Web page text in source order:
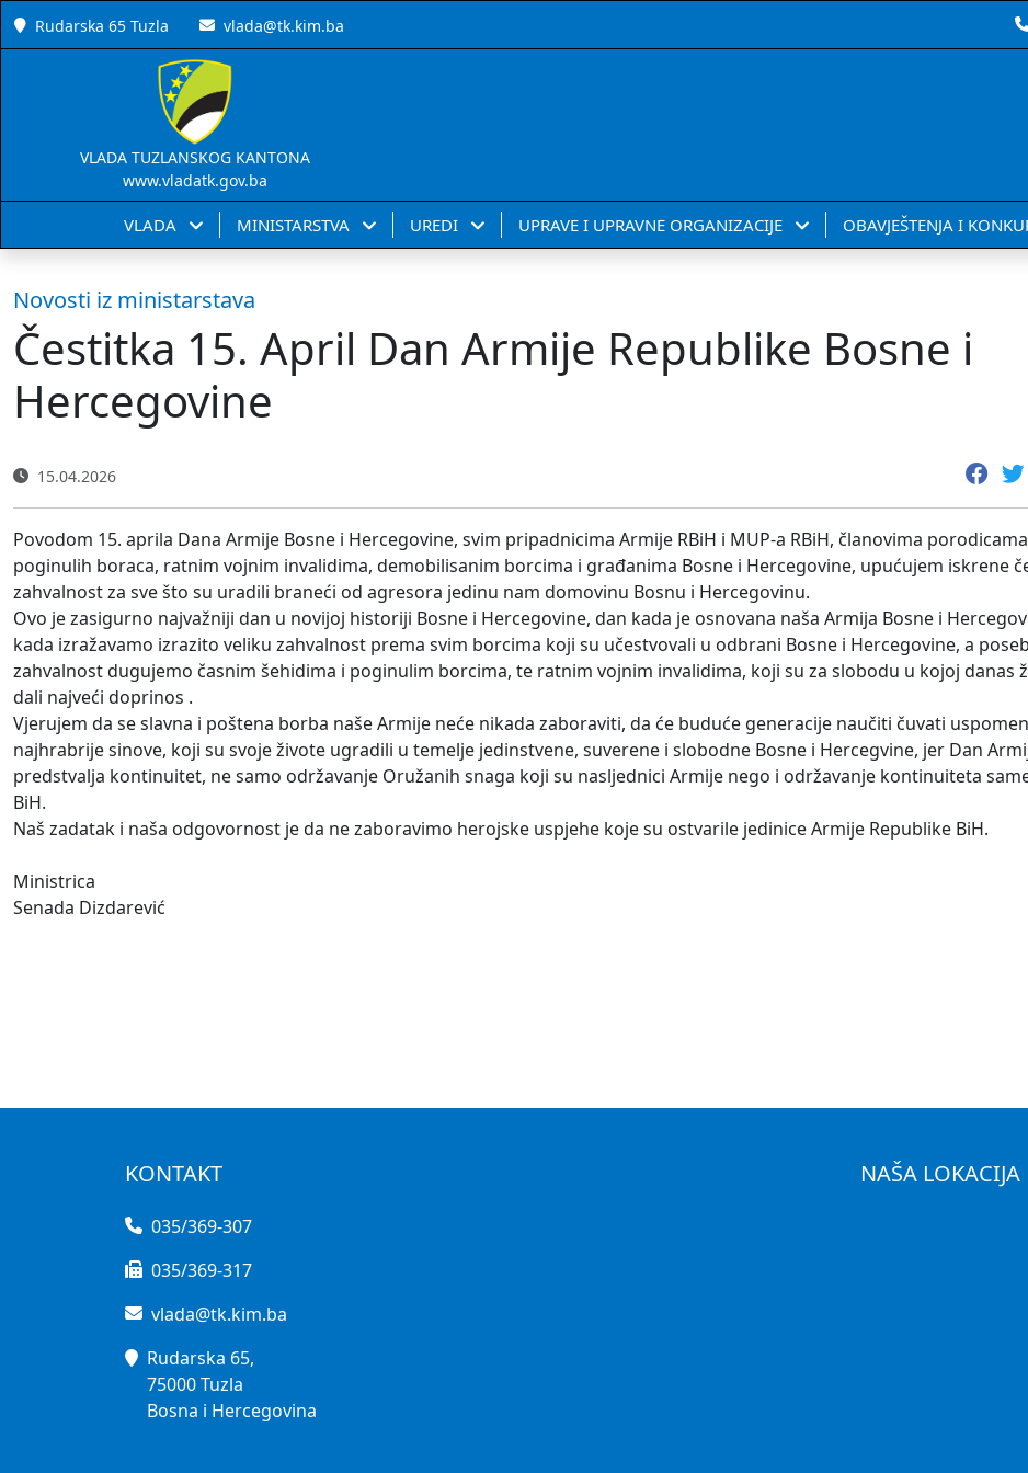
Rudarska 65 Tuzla vlada@tk.kim.ba
VLADA TUZLANSKOG KANTONA
www.vladatk.gov.ba
VLADA MINISTARSTVA UREDI UPRAVE I UPRAVNE ORGANIZACIJE OBAVJEŠTENJA I
Novosti iz ministarstava
Čestitka 15. April Dan Armije Republike Bosne i
Hercegovine
15.04.2026
Povodom 15. aprila Dana Armije Bosne i Hercegovine, svim pripadnicima Armije RBiH i MUP-a RBiH, članovima
poginulih boraca, ratnim vojnim invalidima, demobilisanim borcima i građanima Bosne i Hercegovine, upućujem iskrene
zahvalnost za sve što su uradili braneći od agresora jedinu nam domovinu Bosnu i Hercegovinu.
Ovo je zasigurno najvažniji dan u novijoj historiji Bosne i Hercegovine, dan kada je osnovana naša Armija Bosne i
kada izražavamo izrazito veliku zahvalnost prema svim borcima koji su učestvovali u odbrani Bosne i Hercegovine, a
zahvalnost dugujemo časnim šehidima i poginulim borcima, te ratnim vojnim invalidima, koji su za slobodu u kojoj danas
dali najveći doprinos .
Vjerujem da se slavna i poštena borba naše Armije neće nikada zaboraviti, da će buduće generacije naučiti čuvati
najhrabrije sinove, koji su svoje živote ugradili u temelje jedinstvene, suverene i slobodne Bosne i Hercegvine, jer Dan
predstvalja kontinuitet, ne samo održavanje Oružanih snaga koji su nasljednici Armije nego i održavanje kontinuiteta
BiH.
Naš zadatak i naša odgovornost je da ne zaboravimo herojske uspjehe koje su ostvarile jedinice Armije Republike BiH.
Ministrica
Senada Dizdarević
KONTAKT
035/369-307
035/369-317
vlada@tk.kim.ba
Rudarska 65,
75000 Tuzla
Bosna i Hercegovina
NAŠA LOKACIJA